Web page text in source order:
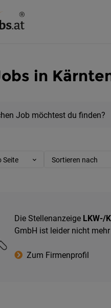
in
Job möchtest du finden?
Seite Sortieren nach
Die Stellenanzeige LKW-/
GmbH ist leider nicht
Zum Firmenprofil